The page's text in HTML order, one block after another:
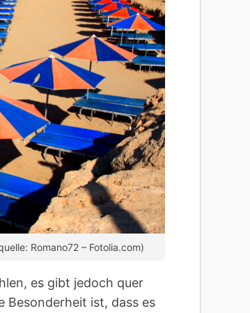
Romano72 – Fotolia.com)
es gibt jedoch quer
Besonderheit ist, dass es